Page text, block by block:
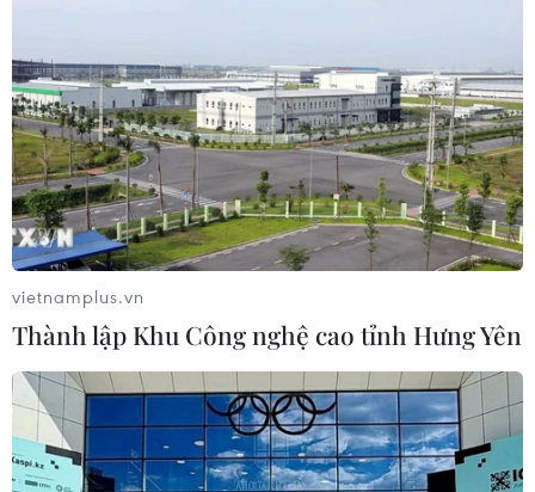
Đoàn Chủ tịch Ủy ban Trung ương Mặt
trận Tổ quốc kêu gọi toàn dân chung tay
bảo vệ môi trường
06/06/2026 02:33
Đoàn Chủ tịch Ủy ban Trung ương Mặt trận Tổ quốc Việt
Nam đã ra lời kêu gọi toàn dân thực hiện Phong trào
"Toàn dân chung tay bảo vệ môi trường, vì một Việt
Nam xanh-sạch-đẹp."
vietnamplus.vn
Thành lập Khu Công nghệ cao tỉnh Hưng Yên